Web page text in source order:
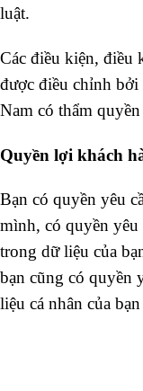
luật.
Các điều kiện, điều
được điều chỉnh bởi
Nam có thẩm
Quyền lợi khách
Bạn có quyền yêu
mình, có quyền yêu
trong dữ liệu của
bạn cũng có quyền
liệu cá nhân của